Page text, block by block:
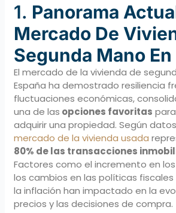
1. Panorama
Mercado De
Segunda Mano En
El mercado de la vivienda de
España ha demostrado resiliencia
fluctuaciones económicas,
una de las opciones favoritas
adquirir una propiedad. Según
mercado de la vivienda usada
80% de las transacciones
Factores como el incremento en
los cambios en las políticas
la inflación han impactado en la
precios y las decisiones de compra.